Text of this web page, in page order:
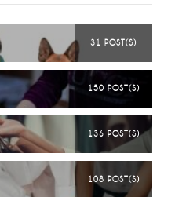
31 POST(S)
150 POST(S)
136 POST(S)
108 POST(S)